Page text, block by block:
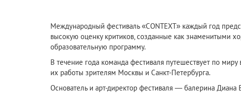
Международный фестиваль «CONTEXT» каждый год
высокую оценку критиков, созданные как знаменитыми
образовательную программу.
В течение года команда фестиваля путешествует по
их работы зрителям Москвы и Санкт-Петербурга.
Основатель и арт-директор фестиваля — балерина